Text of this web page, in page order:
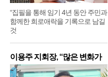
“집필을 통해 임기 4년 동안 주민과
함께한 희로애락을 기록으로 남길
것
이용주 지회장, “많은 변화가